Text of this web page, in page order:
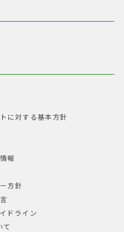
に対する基本方針
報
方針
ドライン